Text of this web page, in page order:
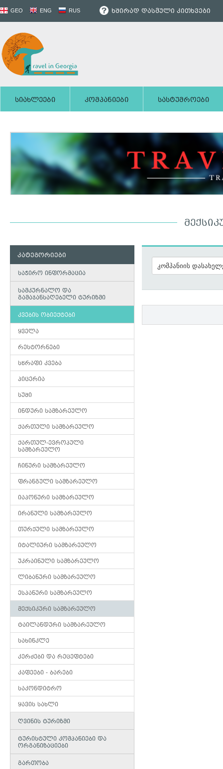
GEO ENG RUS ხშირად დასმული კითხვები
სიახლეები კომპანიები სასტუმროები
კატეგორიები
საჭირო ინფორმაცია
სამკურნალო და
გამაჯანსაღებელი ტურიზმი
კვების ობიექტები
ყველა
რესტორნები
სწრაფი კვება
პიცერია
სუში
ინდური სამზარეულო
ქართული სამზარეულო
ქართულ-ევროპული
სამზარეულო
ჩინური სამზარეულო
ფრანგული სამზარეულო
იაპონური სამზარეულო
ირანული სამზარეულო
თურქული სამზარეულო
იტალიური სამზარეულო
უკრაინული სამზარეულო
ლიბანური სამზარეულო
ესპანური სამზარეულო
მექსიკური სამზარეულო
ტაილანდური სამზარეულო
სახინკლე
კერძები და რეცეფტები
კაფეები - ბარები
საკონდიტრო
ყავის სახლი
ღვინის ტურიზმი
ტურისტული კომპანიები და
ორგანიზაციები
გართობა